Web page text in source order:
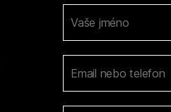
n
t
t
n